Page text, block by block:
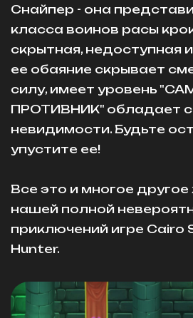
Снайпер - она
класса воинов расы
скрытная, недоступная
ее обаяние скрывает
силу, имеет уровень
ПРОТИВНИК" обладает
невидимости. Будьте
упустите ее!
Все это и многое
нашей полной
приключений игре Cairo
Hunter.